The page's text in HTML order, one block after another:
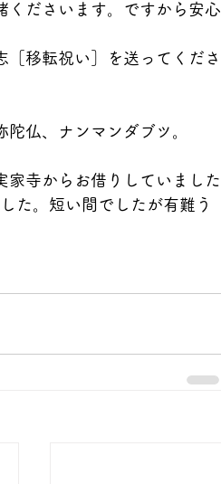
くださいます。ですから安心
移転祝い］を送ってくださ
仏、ナンマンダブツ。
寺からお借りしていました
た。短い間でしたが有難う